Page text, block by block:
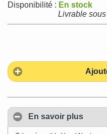
Disponibilité : En stock
Livrable
En savoir plus